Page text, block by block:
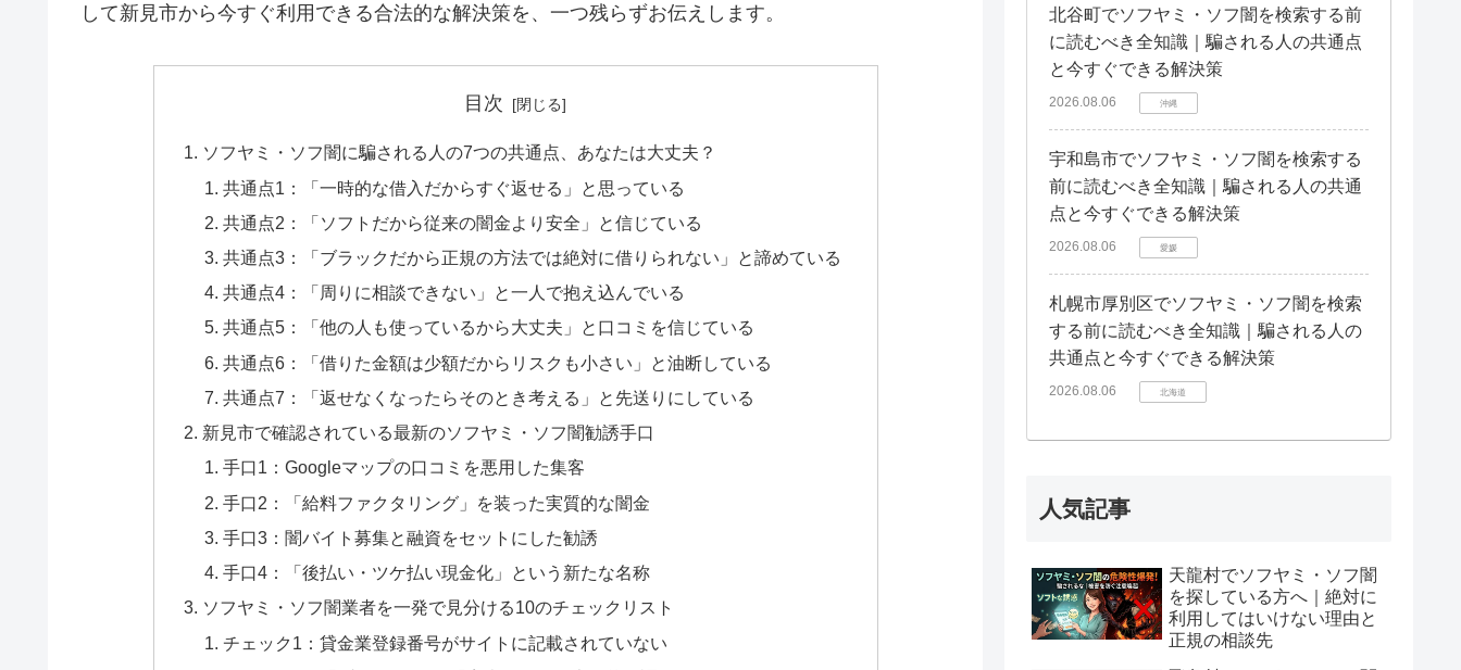
して新見市から今すぐ利用できる合法的な解決策を、一つ残らずお伝えします。
目次
ソフヤミ・ソフ闇に騙される人の7つの共通点、あなたは大丈夫？
共通点1：「一時的な借入だからすぐ返せる」と思っている
共通点2：「ソフトだから従来の闇金より安全」と信じている
共通点3：「ブラックだから正規の方法では絶対に借りられない」と諦めている
共通点4：「周りに相談できない」と一人で抱え込んでいる
共通点5：「他の人も使っているから大丈夫」と口コミを信じている
共通点6：「借りた金額は少額だからリスクも小さい」と油断している
共通点7：「返せなくなったらそのとき考える」と先送りにしている
新見市で確認されている最新のソフヤミ・ソフ闇勧誘手口
手口1：Googleマップの口コミを悪用した集客
手口2：「給料ファクタリング」を装った実質的な闇金
手口3：闇バイト募集と融資をセットにした勧誘
手口4：「後払い・ツケ払い現金化」という新たな名称
ソフヤミ・ソフ闇業者を一発で見分ける10のチェックリスト
チェック1：貸金業登録番号がサイトに記載されていない
北谷町でソフヤミ・ソフ闇を検索する前
に読むべき全知識｜騙される人の共通点
と今すぐできる解決策
2026.08.06 沖縄
宇和島市でソフヤミ・ソフ闇を検索する
前に読むべき全知識｜騙される人の共通
点と今すぐできる解決策
2026.08.06 愛媛
札幌市厚別区でソフヤミ・ソフ闇を検索
する前に読むべき全知識｜騙される人の
共通点と今すぐできる解決策
2026.08.06 北海道
人気記事
天龍村でソフヤミ・ソフ闇
を探している方へ｜絶対に
利用してはいけない理由と
正規の相談先